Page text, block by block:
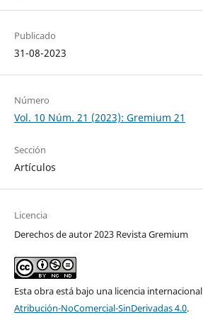
Publicado
31-08-2023
Número
Vol. 10 Núm. 21 (2023): Gremium 21
Sección
Artículos
Licencia
Derechos de autor 2023 Revista Gremium
Esta obra está bajo una licencia internacional
Atribución-NoComercial-SinDerivadas 4.0.